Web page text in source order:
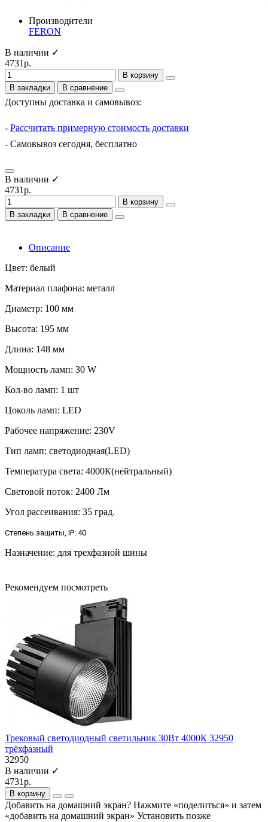
Производители
FERON
В наличии ✓
4731р.
В корзину
В закладки
В сравнение
Доступны доставка и самовывоз:
- Рассчитать примерную стоимость доставки
- Самовывоз сегодня, бесплатно
В наличии ✓
4731р.
В корзину
В закладки
В сравнение
Описание
Цвет: белый
Материал плафона: металл
Диаметр: 100 мм
Высота: 195 мм
Длина: 148 мм
Мощность ламп: 30 W
Кол-во ламп: 1 шт
Цоколь ламп: LED
Рабочее напряжение: 230V
Тип ламп: светодиодная(LED)
Температура света: 4000К(нейтральный)
Световой поток: 2400 Лм
Угол рассеивания: 35 град.
Степень защиты, IP: 40
Назначение: для трехфазной шины
Рекомендуем посмотреть
Трековый светодиодный светильник 30Вт 4000К 32950
трёхфазный
32950
В наличии ✓
4731р.
В корзину
Добавить на домашний экран? Нажмите «поделиться» и затем
«добавить на домашний экран» Установить позже